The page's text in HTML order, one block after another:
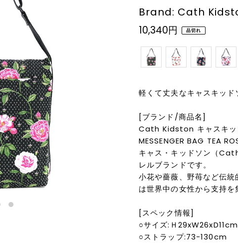
Brand: Cath
10,340円 品切れ
軽くて丈夫なキャスキッド
[ブランド/商品名]
Cath Kidston キャスキッ
MESSENGER BAG TEA
キャス・キッドソン（
レルブランドです。
小花や薔薇、野苺など伝
は世界中の女性から支持を
[スペック情報]
○サイズ:Ｈ29xW26xD11cm
○ストラップ:73-130cm